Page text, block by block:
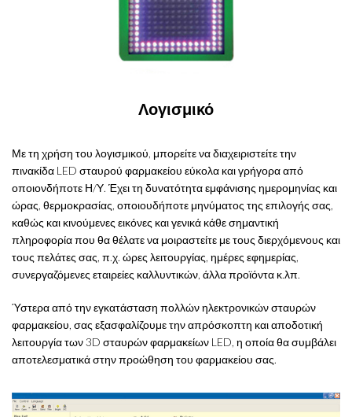
Λογισμικό
Με τη χρήση του λογισμικού, μπορείτε να διαχειριστείτε την
πινακίδα LED σταυρού φαρμακείου εύκολα και γρήγορα από
οποιονδήποτε Η/Υ. Έχει τη δυνατότητα εμφάνισης ημερομηνίας και
ώρας, θερμοκρασίας, οποιουδήποτε μηνύματος της επιλογής σας,
καθώς και κινούμενες εικόνες και γενικά κάθε σημαντική
πληροφορία που θα θέλατε να μοιραστείτε με τους διερχόμενους και
τους πελάτες σας, π.χ. ώρες λειτουργίας, ημέρες εφημερίας,
συνεργαζόμενες εταιρείες καλλυντικών, άλλα προϊόντα κ.λπ.
Ύστερα από την εγκατάσταση πολλών ηλεκτρονικών σταυρών
φαρμακείου, σας εξασφαλίζουμε την απρόσκοπτη και αποδοτική
λειτουργία των 3D σταυρών φαρμακείων LED, η οποία θα συμβάλει
αποτελεσματικά στην προώθηση του φαρμακείου σας.